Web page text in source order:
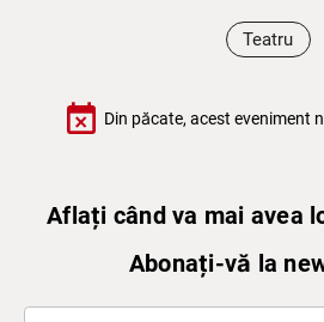
Teatru
event_busy Din păcate, acest eveniment
Aflați când va mai avea
Abonați-vă la